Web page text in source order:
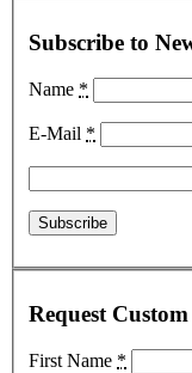
Subscribe to
Name *
E-Mail *
Request
First Name *